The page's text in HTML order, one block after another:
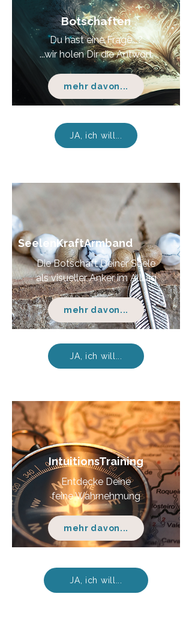
Botschaften
Du hast eine Frage...?
...wir holen Dir die Antwort
mehr davon...
JA, ich will...
SeelenKraftArmband
Die Botschaft Deiner Seele
als visueller Anker im Alltag
mehr davon...
JA, ich will...
IntuitionsTraining
Entdecke Deine
feine Wahrnehmung
mehr davon...
JA, ich will...